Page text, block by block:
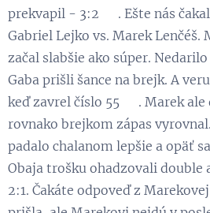
prekvapil - 3:2 😁. Ešte nás
Gabriel Lejko vs. Marek Lenčéš.
začal slabšie ako súper.
Gaba prišli šance na brejk. A
keď zavrel číslo 55 😉. Marek
rovnako brejkom zápas
padalo chalanom lepšie a opäť
Obaja trošku ohadzovali double
2:1. Čakáte odpoveď z